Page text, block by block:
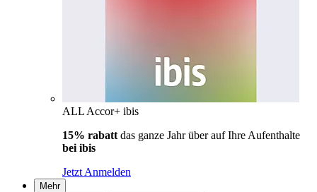
ALL Accor+ ibis
15% rabatt das ganze Jahr über auf Ihre Aufenthalte
bei ibis
Jetzt Anmelden
Mehr